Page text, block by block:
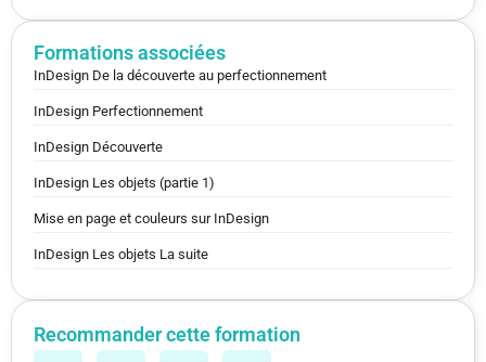
Formations associées
InDesign De la découverte au perfectionnement
InDesign Perfectionnement
InDesign Découverte
InDesign Les objets (partie 1)
Mise en page et couleurs sur InDesign
InDesign Les objets La suite
Recommander cette formation